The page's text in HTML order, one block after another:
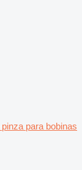
para bobinas